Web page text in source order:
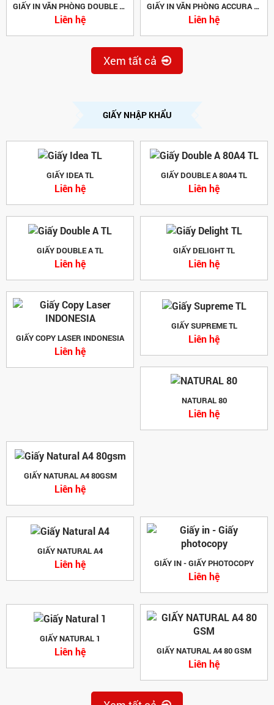
GIẤY IN VĂN PHÒNG DOUBLE A KHỔ A4
Liên hệ
GIẤY IN VĂN PHÒNG ACCURA A4 70GSM
Liên hệ
Xem tất cả
GIẤY NHẬP KHẨU
GIẤY IDEA TL
Liên hệ
GIẤY DOUBLE A 80A4 TL
Liên hệ
GIẤY DOUBLE A TL
Liên hệ
GIẤY DELIGHT TL
Liên hệ
GIẤY COPY LASER INDONESIA
Liên hệ
GIẤY SUPREME TL
Liên hệ
NATURAL 80
Liên hệ
GIẤY NATURAL A4 80GSM
Liên hệ
GIẤY NATURAL A4
Liên hệ GIẤY IN - GIẤY PHOTOCOPY
Liên hệ
GIẤY NATURAL 1
Liên hệ GIẤY NATURAL A4 80 GSM
Liên hệ